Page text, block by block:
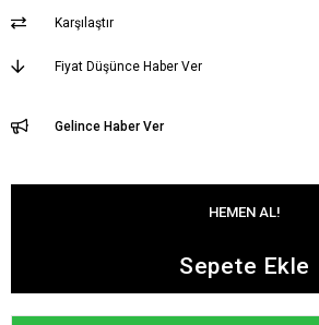
Karşılaştır
Fiyat Düşünce Haber Ver
Gelince Haber Ver